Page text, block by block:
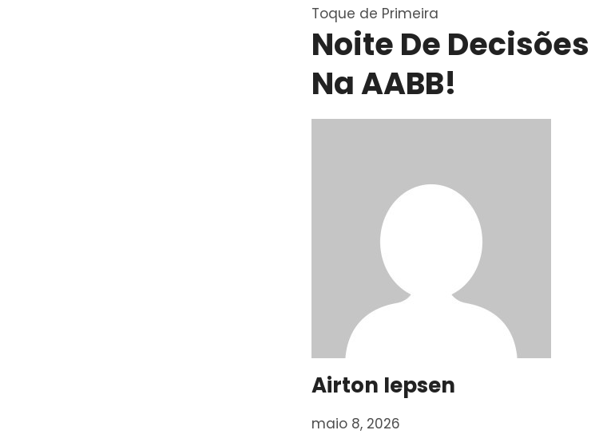
Toque de Primeira
Noite De Decisões
Na AABB!
Airton Iepsen
maio 8, 2026